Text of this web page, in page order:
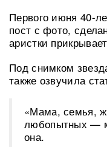
Первого июня 40-
пост с фото,
аристки
Под снимком
также озвучила
«Мама, семья,
любопытных —
она.